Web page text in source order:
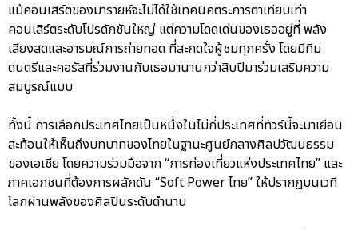
แม้คอนเสิร์ตของมารายห์จะไม่ได้ใช้เทคนิคตระการตาเทียบเท่า
คอนเสิร์ตระดับโปรดักชันใหญ่ แต่ความโดดเด่นของเธออยู่ที่ พลัง
เสียงสดและอารมณ์การถ่ายทอด ที่สะกดใจผู้ชมทุกครั้ง โดยมีทีม
ดนตรีและคอรัสที่ร่วมงานกับเธอมานานกว่าสิบปีมาร่วมเสริมความ
สมบูรณ์แบบ
ทั้งนี้ การเลือกประเทศไทยเป็นหนึ่งในไม่กี่ประเทศที่ทัวร์นี้จะมาเยือน
สะท้อนให้เห็นถึงบทบาทของไทยในฐานะศูนย์กลางศิลปวัฒนธรรม
ของเอเชีย โดยความร่วมมือจาก “การท่องเที่ยวแห่งประเทศไทย” และ
ภาคเอกชนที่ต้องการผลักดัน “Soft Power ไทย” ให้ปรากฏบนเวที
โลกผ่านพลังของศิลปินระดับตำนาน